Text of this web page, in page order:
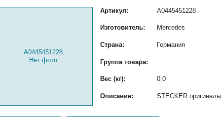
A0445451228
Нет фото
Артикул: A0445451228
Изготовитель: Mercedes
Страна: Германия
Группа товара:
Вес (кг): 0.0
Описание: STECKER